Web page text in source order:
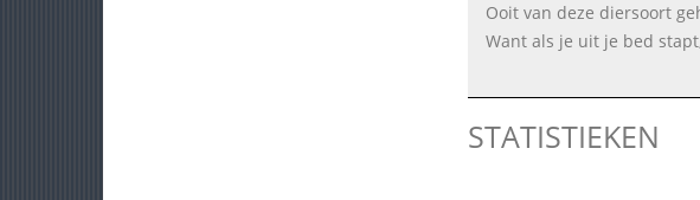
Ooit van deze diersoort
Want als je uit je bed
STATISTIEKEN